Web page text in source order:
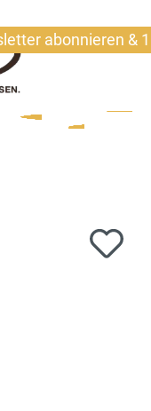
abonnieren &